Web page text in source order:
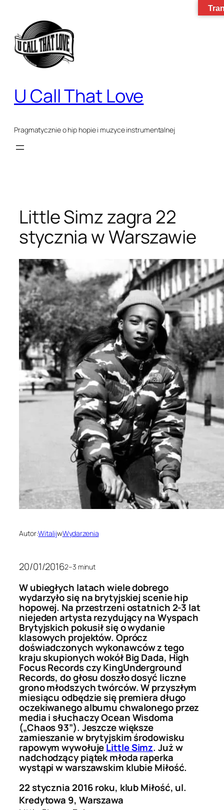
treści
U Call That Love
Pragmatycznie o hip hopie i muzyce instrumentalnej
Little Simz zagra 22
stycznia w Warszawie
Autor:WitalijwWydarzenia
20/01/20162–3 minut
W ubiegłych latach wiele dobrego
wydarzyło się na brytyjskiej scenie hip
hopowej. Na przestrzeni ostatnich 2-3 lat
niejeden artysta rezydujący na Wyspach
Brytyjskich pokusił się o wydanie
klasowych projektów. Oprócz
doświadczonych wykonawców z tego
kraju skupionych wokół Big Dada, High
Focus Records czy KingUnderground
Records, do głosu doszło dosyć liczne
grono młodszych twórców. W przyszłym
miesiącu odbędzie się premiera długo
oczekiwanego albumu chwalonego przez
media i słuchaczy Ocean Wisdoma
(„Chaos 93”). Jeszcze większe
zamieszanie w brytyjskim środowisku
rapowym wywołujeLittle Simz. Już w
nadchodzący piątek młoda raperka
wystąpi w warszawskim klubie Miłość.
22 stycznia 2016 roku, klub Miłość, ul.
Kredytowa 9, Warszawa